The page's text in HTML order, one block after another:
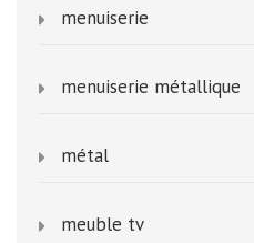
menuiserie
menuiserie métallique
métal
meuble tv